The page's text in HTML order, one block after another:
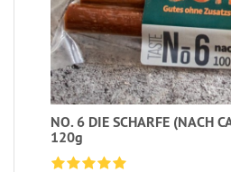
NO. 6 DIE SCHARFE (NACH
120g